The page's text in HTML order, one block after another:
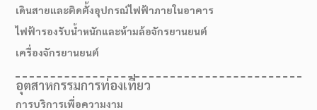
เดินสายและติดตั้งอุปกรณ์ไฟฟ้าภายในอาคาร
ไฟฟ้ารองรับน้ำหนักและห้ามล้อจักรยานยนต์
เครื่องจักรยานยนต์
อุตสาหกรรมการท่องเที่ยว
การบริการเพื่อความงาม